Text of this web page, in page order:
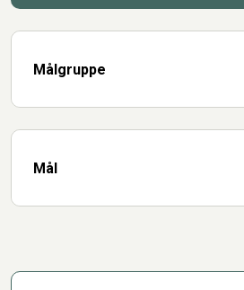
Målgruppe
Mål